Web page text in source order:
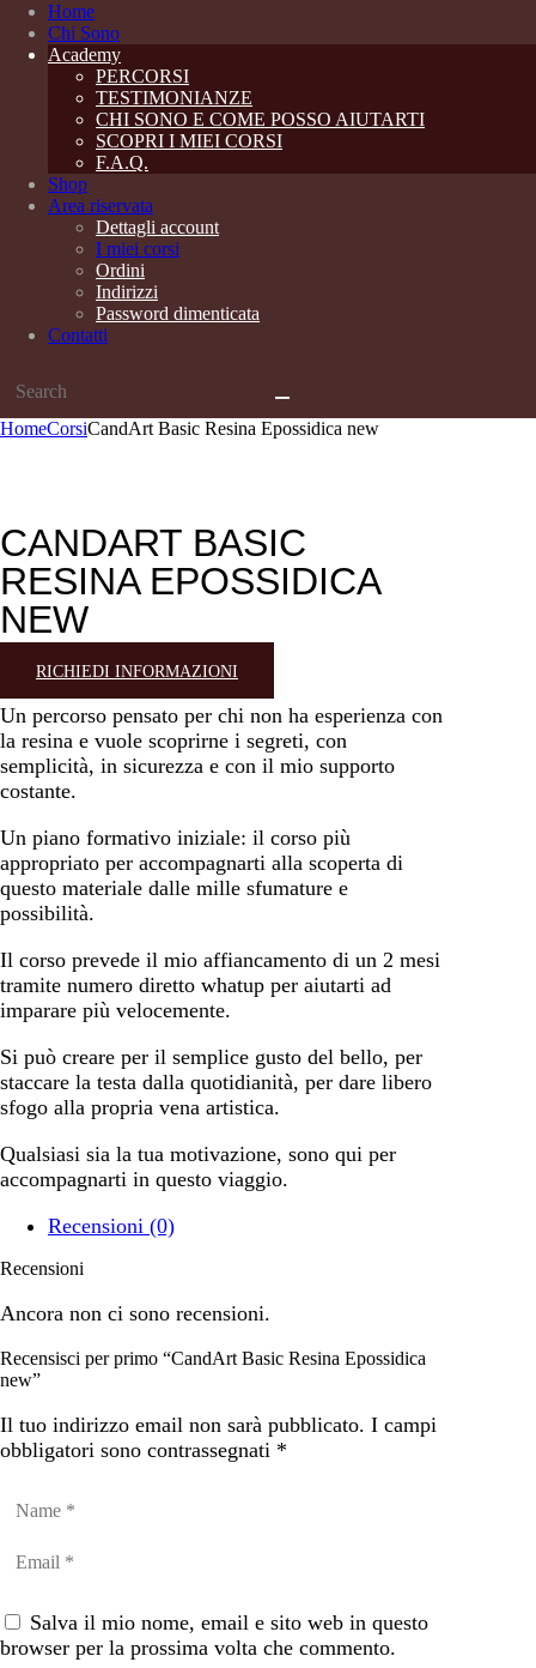
Home
Chi Sono
Academy
PERCORSI
TESTIMONIANZE
CHI SONO E COME POSSO AIUTARTI
SCOPRI I MIEI CORSI
F.A.Q.
Shop
Area riservata
Dettagli account
I miei corsi
Ordini
Indirizzi
Password dimenticata
Contatti
HomeCorsiCandArt Basic Resina Epossidica new
CANDART BASIC
RESINA EPOSSIDICA
NEW
RICHIEDI INFORMAZIONI
Un percorso pensato per chi non ha esperienza con
la resina e vuole scoprirne i segreti, con
semplicità, in sicurezza e con il mio supporto
costante.
Un piano formativo iniziale: il corso più
appropriato per accompagnarti alla scoperta di
questo materiale dalle mille sfumature e
possibilità.
Il corso prevede il mio affiancamento di un 2 mesi
tramite numero diretto whatup per aiutarti ad
imparare più velocemente.
Si può creare per il semplice gusto del bello, per
staccare la testa dalla quotidianità, per dare libero
sfogo alla propria vena artistica.
Qualsiasi sia la tua motivazione, sono qui per
accompagnarti in questo viaggio.
Recensioni (0)
Recensioni
Ancora non ci sono recensioni.
Recensisci per primo “CandArt Basic Resina Epossidica
new”
Il tuo indirizzo email non sarà pubblicato. I campi
obbligatori sono contrassegnati *
Salva il mio nome, email e sito web in questo
browser per la prossima volta che commento.